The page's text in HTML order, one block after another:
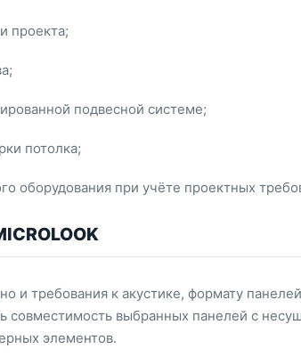
проекта;
подвесной системе;
потолка;
оборудования при учёте проектных
и требования к акустике, формату
совместимость выбранных панелей с
элементов.